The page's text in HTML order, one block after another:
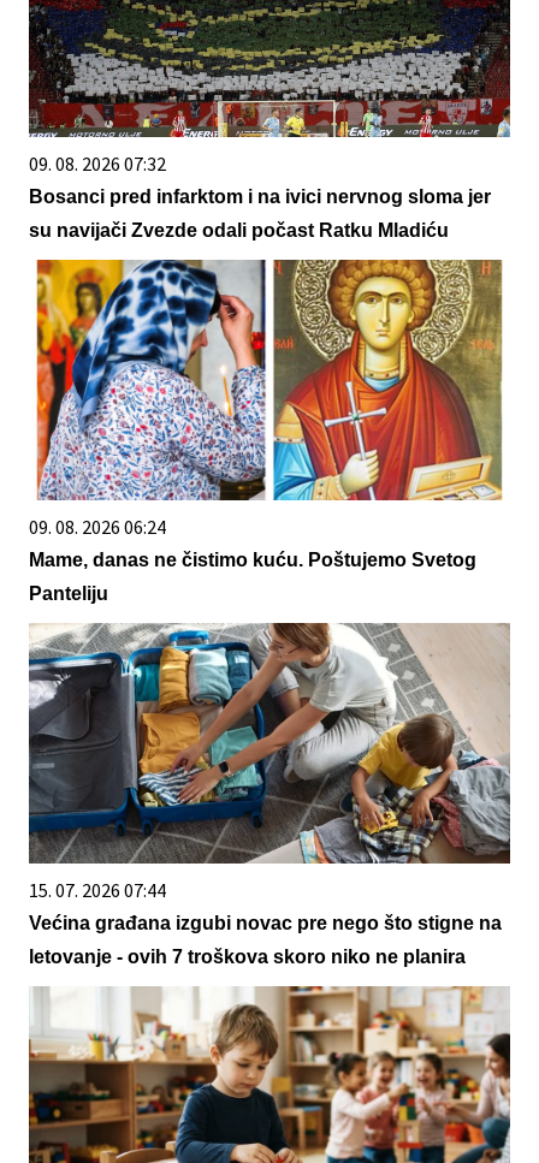
09. 08. 2026 07:32
Bosanci pred infarktom i na ivici nervnog sloma jer
su navijači Zvezde odali počast Ratku Mladiću
09. 08. 2026 06:24
Mame, danas ne čistimo kuću. Poštujemo Svetog
Panteliju
15. 07. 2026 07:44
Većina građana izgubi novac pre nego što stigne na
letovanje - ovih 7 troškova skoro niko ne planira